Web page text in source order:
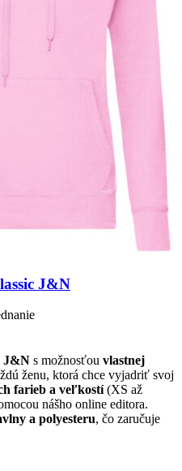
J&N
J&N s možnosťou vlastnej
ženu, ktorá chce vyjadriť svoj
farieb a veľkostí(XS až
nášho online editora.
a polyesteru, čo zaručuje